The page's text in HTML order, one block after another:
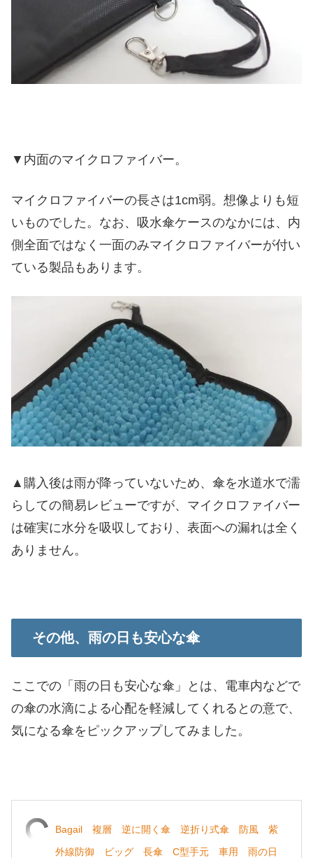
▼内面のマイクロファイバー。
マイクロファイバーの長さは1cm弱。想像よりも短
いものでした。なお、吸水傘ケースのなかには、内
側全面ではなく一面のみマイクロファイバーが付い
ている製品もあります。
▲購入後は雨が降っていないため、傘を水道水で濡
らしての簡易レビューですが、マイクロファイバー
は確実に水分を吸収しており、表面への漏れは全く
ありません。
その他、雨の日も安心な傘
ここでの「雨の日も安心な傘」とは、電車内などで
の傘の水滴による心配を軽減してくれるとの意で、
気になる傘をピックアップしてみました。
Bagail 複層 逆に開く傘 逆折り式傘 防風 紫
外線防御 ビッグ 長傘 C型手元 車用 雨の日